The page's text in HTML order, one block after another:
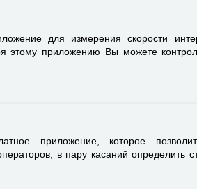
для измерения скорости
этому приложению Вы можете
приложение, которое
в пару касаний определить